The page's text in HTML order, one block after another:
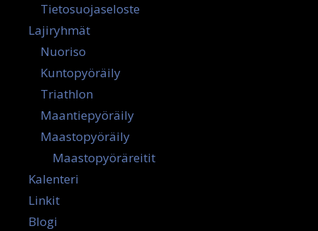
Tietosuojaseloste
Lajiryhmät
Nuoriso
Kuntopyöräily
Triathlon
Maantiepyöräily
Maastopyöräily
Maastopyöräreitit
Kalenteri
Linkit
Blogi